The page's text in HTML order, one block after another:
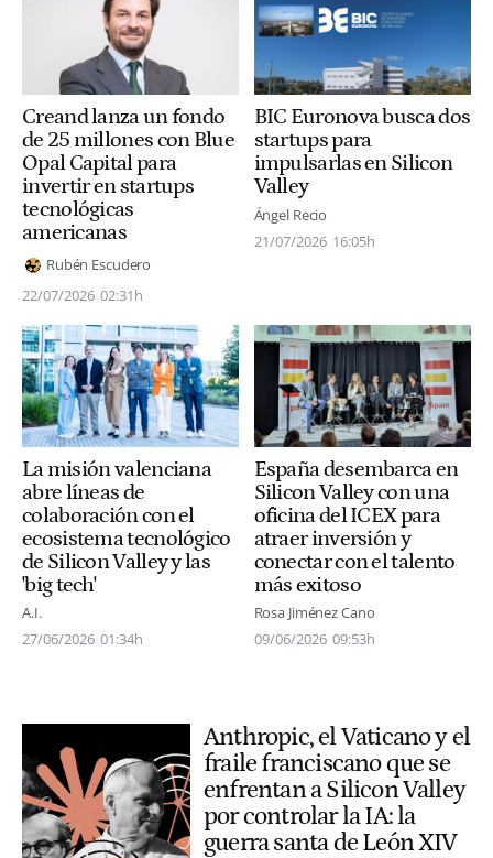
Creand lanza un fondo
de 25 millones con Blue
Opal Capital para
invertir en startups
tecnológicas
americanas
Rubén Escudero
22/07/2026 02:31h
BIC Euronova busca dos
startups para
impulsarlas en Silicon
Valley
Ángel Recio
21/07/2026 16:05h
La misión valenciana
abre líneas de
colaboración con el
ecosistema tecnológico
de Silicon Valley y las
'big tech'
A.I.
27/06/2026 01:34h
España desembarca en
Silicon Valley con una
oficina del ICEX para
atraer inversión y
conectar con el talento
más exitoso
Rosa Jiménez Cano
09/06/2026 09:53h
Anthropic, el Vaticano y el
fraile franciscano que se
enfrentan a Silicon Valley
por controlar la IA: la
guerra santa de León XIV